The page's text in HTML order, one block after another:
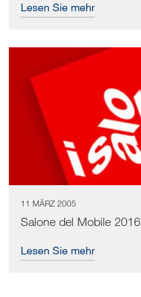
Lesen Sie mehr
11 MÄRZ 2005
Salone del Mobile 2016
Lesen Sie mehr